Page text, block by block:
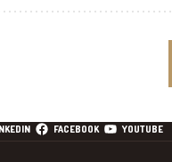
FACEBOOK YOUTUBE